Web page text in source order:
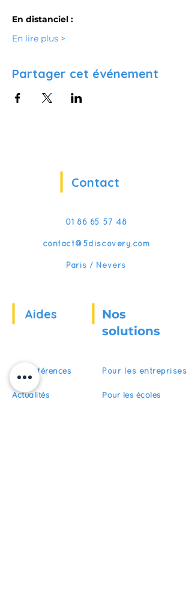
En distanciel :
En lire plus >
Partager cet événement
Contact
01 86 65 57 48
contact@5discovery.com
Paris / Nevers
Aides
Nos
solutions
Nos références
Actualités
Pour les entreprises
Pour les écoles